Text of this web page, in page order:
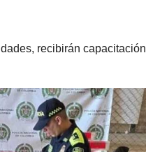
recibirán capacitación